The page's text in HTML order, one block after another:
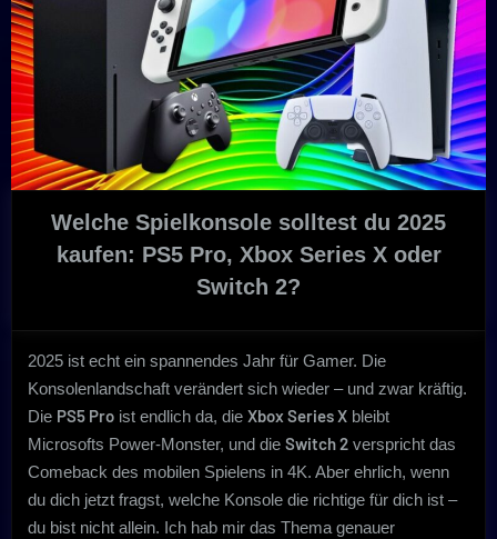
Budget
deine
auswählst“
Welche Spielkonsole solltest du 2025
kaufen: PS5 Pro, Xbox Series X oder
Switch 2?
2025 ist echt ein spannendes Jahr für Gamer. Die
Konsolenlandschaft verändert sich wieder – und zwar kräftig.
Die PS5 Pro ist endlich da, die Xbox Series X bleibt
Microsofts Power-Monster, und die Switch 2 verspricht das
Comeback des mobilen Spielens in 4K. Aber ehrlich, wenn
du dich jetzt fragst, welche Konsole die richtige für dich ist –
du bist nicht allein. Ich hab mir das Thema genauer